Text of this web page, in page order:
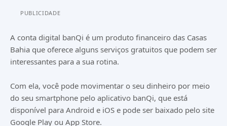
PUBLICIDADE
A conta digital banQi é um produto financeiro das Casas
Bahia que oferece alguns serviços gratuitos que podem ser
interessantes para a sua rotina.
Com ela, você pode movimentar o seu dinheiro por meio
do seu smartphone pelo aplicativo banQi, que está
disponível para Android e iOS e pode ser baixado pelo site
Google Play ou App Store.